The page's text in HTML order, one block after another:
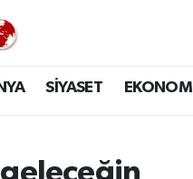
SİYASET EKONOMİ
Durumu ve Fikstür